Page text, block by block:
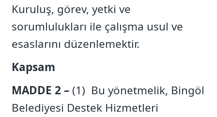
Kuruluş, görev, yetki ve
sorumlulukları ile çalışma usul ve
esaslarını düzenlemektir.
Kapsam
MADDE 2 – (1) Bu yönetmelik, Bingöl
Belediyesi Destek Hizmetleri